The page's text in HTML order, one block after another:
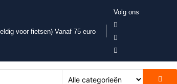
voor fietsen) Vanaf 75 euro
Volg ons